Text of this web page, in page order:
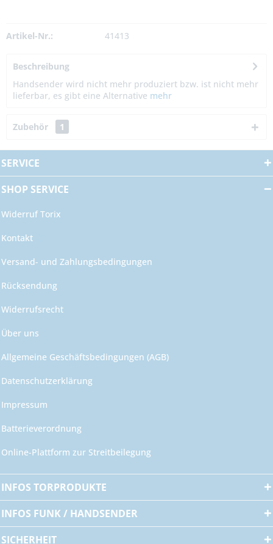
Artikel-Nr.: 41413
Beschreibung
Handsender wird nicht mehr produziert bzw. ist nicht mehr
lieferbar, es gibt eine Alternative mehr
Zubehör 1
SERVICE
SHOP SERVICE
Widerruf Torix
Kontakt
Versand- und Zahlungsbedingungen
Rücksendung
Widerrufsrecht
Über uns
Allgemeine Geschäftsbedingungen (AGB)
Datenschutzerklärung
Impressum
Batterieverordnung
Online-Plattform zur Streitbeilegung
INFOS TORPRODUKTE
INFOS FUNK / HANDSENDER
SICHERHEIT